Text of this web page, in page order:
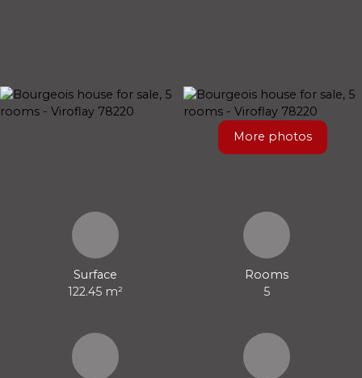
More photos
Surface
122.45 m²
Rooms
5